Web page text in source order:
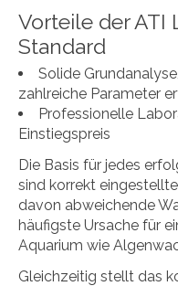
Vorteile der ATI
Standard
Solide
zahlreiche Parameter
Professionelle
Einstiegspreis
Die Basis für jedes
sind korrekt
davon abweichende
häufigste Ursache für
Aquarium wie
Gleichzeitig stellt das